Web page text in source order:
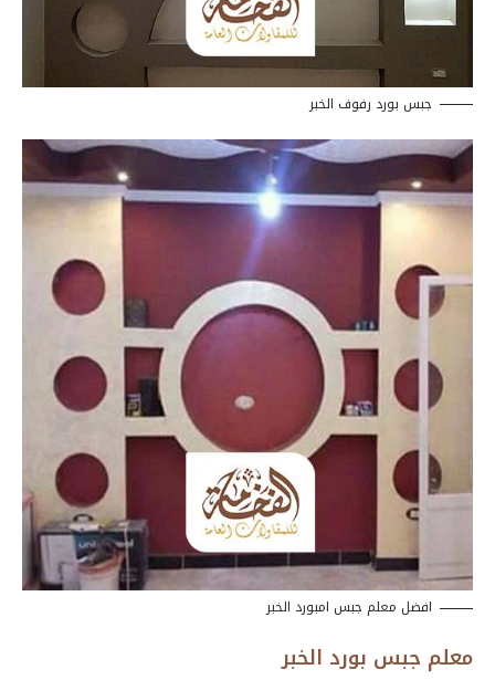
جبس بورد رفوف الخبر
افضل معلم جبس امبورد الخبر
معلم جبس بورد الخبر